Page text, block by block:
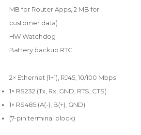
MB for Router Apps, 2 MB for
customer data)
HW Watchdog
Battery backup RTC
2× Ethernet (1+1), RJ45, 10/100 Mbps
1× RS232 (Tx, Rx, GND, RTS, CTS)
1× RS485 (A(-), B(+), GND)
(7-pin terminal block)